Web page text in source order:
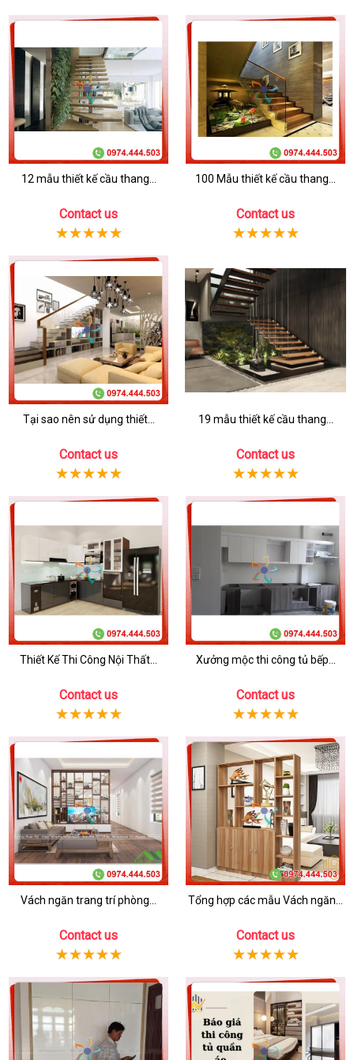
12 mẫu thiết kế cầu thang...
Contact us
100 Mẫu thiết kế cầu thang...
Contact us
Tại sao nên sử dụng thiết...
Contact us
19 mẫu thiết kế cầu thang...
Contact us
Thiết Kế Thi Công Nội Thất...
Contact us
Xưởng mộc thi công tủ bếp...
Contact us
Vách ngăn trang trí phòng...
Contact us
Tổng hợp các mẫu Vách ngăn...
Contact us